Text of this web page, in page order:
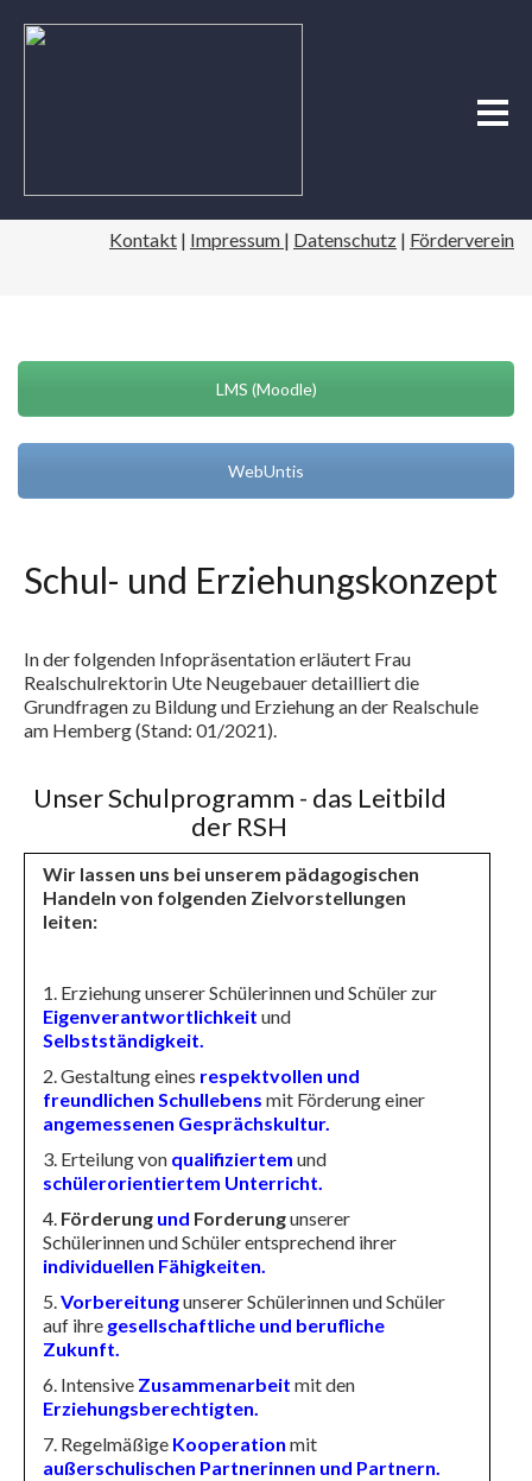
Kontakt | Impressum | Datenschutz | Förderverein
LMS (Moodle)
WebUntis
Schul- und Erziehungskonzept
In der folgenden Infopräsentation erläutert Frau
Realschulrektorin Ute Neugebauer detailliert die
Grundfragen zu Bildung und Erziehung an der Realschule
am Hemberg (Stand: 01/2021).
Unser Schulprogramm - das Leitbild
der RSH
Wir lassen uns bei unserem pädagogischen
Handeln von folgenden Zielvorstellungen
leiten:
1. Erziehung unserer Schülerinnen und Schüler zur
Eigenverantwortlichkeit und
Selbstständigkeit.
2. Gestaltung eines respektvollen und
freundlichen Schullebens mit Förderung einer
angemessenen Gesprächskultur.
3. Erteilung von qualifiziertem und
schülerorientiertem Unterricht.
4. Förderung und Forderungunserer
Schülerinnen und Schüler entsprechend ihrer
individuellen Fähigkeiten.
5.Vorbereitungunserer Schülerinnen und Schüler
auf ihre gesellschaftliche und berufliche
Zukunft.
6. Intensive Zusammenarbeit mit den
Erziehungsberechtigten.
7. Regelmäßige Kooperation mit
außerschulischen Partnerinnen und Partnern.